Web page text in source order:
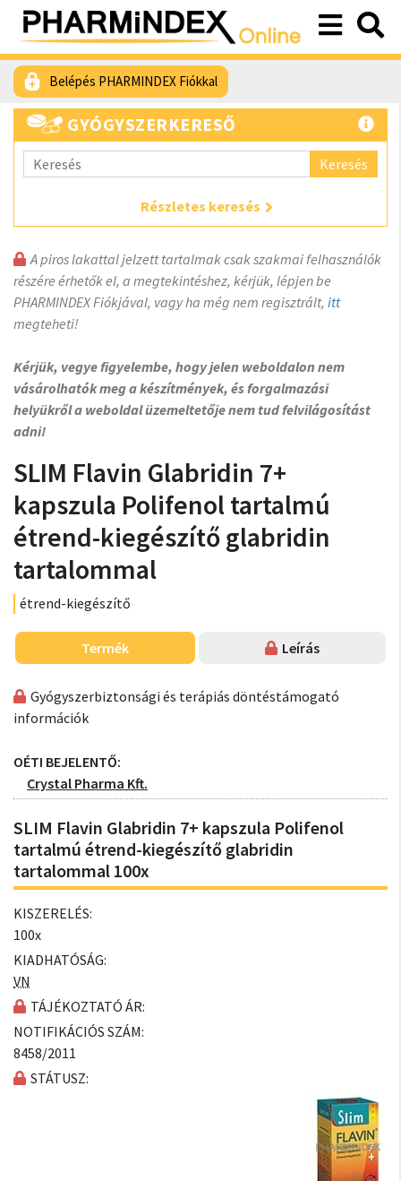
Belépés PHARMINDEX Fiókkal
GYÓGYSZERKERESŐ
Keresés
Részletes keresés
A piros lakattal jelzett tartalmak csak szakmai felhasználók
részére érhetők el, a megtekintéshez, kérjük, lépjen be
PHARMINDEX Fiókjával, vagy ha még nem regisztrált, itt
megteheti!
Kérjük, vegye figyelembe, hogy jelen weboldalon nem
vásárolhatók meg a készítmények, és forgalmazási
helyükről a weboldal üzemeltetője nem tud felvilágosítást
adni!
SLIM Flavin Glabridin 7+
kapszula Polifenol tartalmú
étrend-kiegészítő glabridin
tartalommal
étrend-kiegészítő
Termék Leírás
Gyógyszerbiztonsági és terápiás döntéstámogató
információk
OÉTI BEJELENTŐ:
Crystal Pharma Kft.
SLIM Flavin Glabridin 7+ kapszula Polifenol
tartalmú étrend-kiegészítő glabridin
tartalommal 100x
KISZERELÉS:
100x
KIADHATÓSÁG:
VN
TÁJÉKOZTATÓ ÁR:
NOTIFIKÁCIÓS SZÁM:
8458/2011
STÁTUSZ: